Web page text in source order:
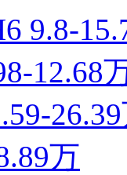
9.8-
12.68
万